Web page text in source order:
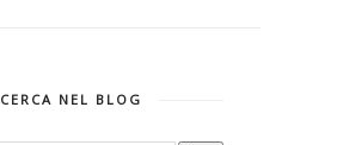
CERCA NEL BLOG